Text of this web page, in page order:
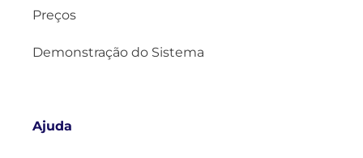
Preços
Demonstração do Sistema
Ajuda